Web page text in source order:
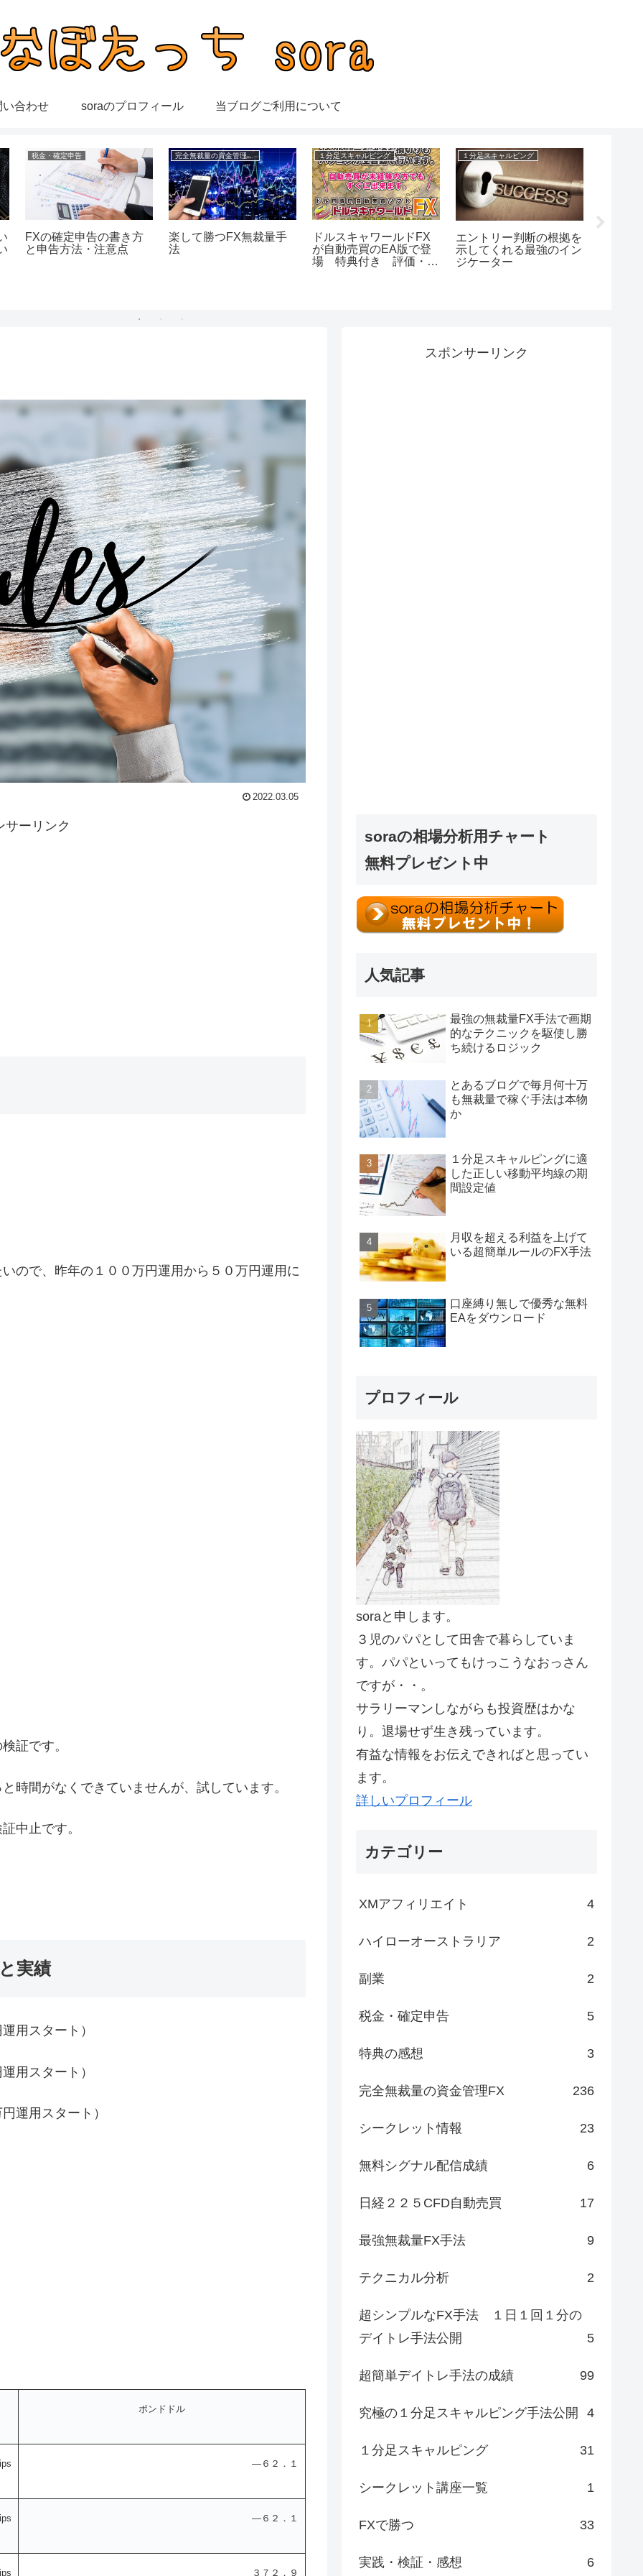
い合わせ soraのプロフィール 当ブログご利用について
税金・確定申告
FXの確定申告の書き方
と申告方法・注意点
完全無裁量の資金管理FX
楽して勝つFX無裁量手
法
１分足スキャルピング
ドルスキャワールドFX
が自動売買のEA版で登
場 特典付き 評価・レ
１分足スキャルピング
エントリー判断の根拠を
示してくれる最強のイン
ジケーター
2022.03.05
サーリンク
ので、昨年の１００万円運用から５０万円運用に
証です。
時間がなくできていませんが、試しています。
中止です。
実績
用スタート）
用スタート）
運用スタート）
ポンドドル
―６２．１
―６２．１
３７２．９
スポンサーリンク
soraの相場分析用チャート
無料プレゼント中
人気記事
最強の無裁量FX手法で画期
的なテクニックを駆使し勝
ち続けるロジック
とあるブログで毎月何十万
も無裁量で稼ぐ手法は本物
か
１分足スキャルピングに適
した正しい移動平均線の期
間設定値
月収を超える利益を上げて
いる超簡単ルールのFX手法
口座縛り無しで優秀な無料
EAをダウンロード
プロフィール
soraと申します。
３児のパパとして田舎で暮らしていま
す。パパといってもけっこうなおっさん
ですが・・。
サラリーマンしながらも投資歴はかな
り。退場せず生き残っています。
有益な情報をお伝えできればと思ってい
ます。
詳しいプロフィール
カテゴリー
XMアフィリエイト 4
ハイローオーストラリア 2
副業 2
税金・確定申告 5
特典の感想 3
完全無裁量の資金管理FX 236
シークレット情報 23
無料シグナル配信成績 6
日経２２５CFD自動売買 17
最強無裁量FX手法 9
テクニカル分析 2
超シンプルなFX手法 １日１回１分の
デイトレ手法公開
5
超簡単デイトレ手法の成績 99
究極の１分足スキャルピング手法公開 4
１分足スキャルピング 31
シークレット講座一覧 1
FXで勝つ 33
実践・検証・感想 6